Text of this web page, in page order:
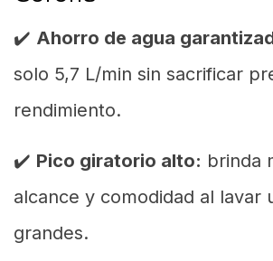
✔️ Ahorro de agua
solo 5,7 L/min sin sacrificar
rendimiento.
✔️ Pico giratorio alto: brinda
alcance y comodidad al lavar
grandes.